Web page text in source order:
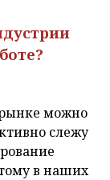
можно
слежу
в наших